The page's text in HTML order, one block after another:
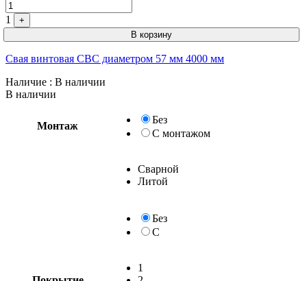
1
+
В корзину
Свая винтовая СВС диаметром 57 мм 4000 мм
Наличие : В наличии
В наличии
Монтаж
Без
С монтажом
Сварной
Литой
Без
С
1